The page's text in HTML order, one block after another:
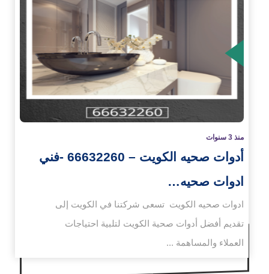
منذ 3 سنوات
أدوات صحيه الكويت – 66632260 -فني
ادوات صحيه…
ادوات صحيه الكويت تسعى شركتنا في الكويت إلى
تقديم أفضل أدوات صحية الكويت لتلبية احتياجات
العملاء والمساهمة ...